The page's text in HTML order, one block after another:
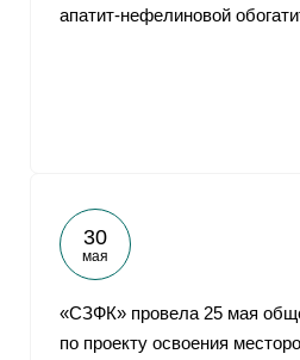
апатит-нефелиновой
30
мая
«СЗФК» провела 25 мая
по проекту освоения